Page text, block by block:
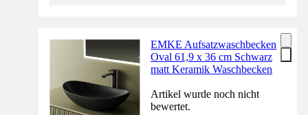
EMKE Aufsatzwaschbecken
Oval 61,9 x 36 cm Schwarz
matt Keramik Waschbecken
Artikel wurde noch nicht
bewertet.